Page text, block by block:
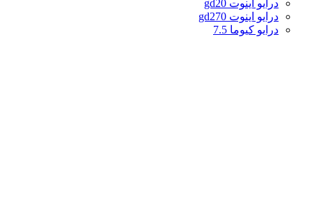
درایو اینوت gd20
درایو اینوت gd270
درایو کیوما 7.5